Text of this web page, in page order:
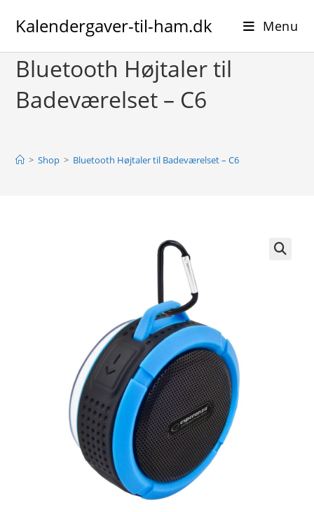
Kalendergaver-til-ham.dk Menu
Bluetooth Højtaler til
Badeværelset – C6
> Shop > Bluetooth Højtaler til Badeværelset – C6